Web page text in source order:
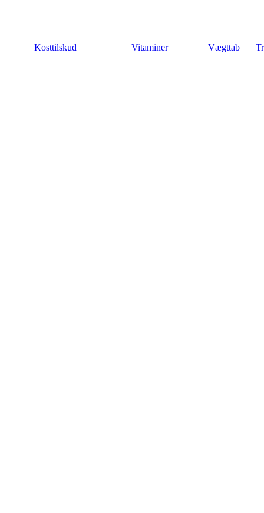
Kosttilskud Vitaminer Vægttab